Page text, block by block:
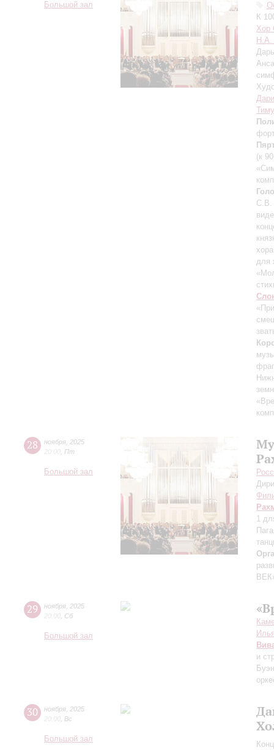
Большой зал
К
Хор
Н.А.
(к
С.В.
для
28 ноября 2025
20:00 Пт
Большой зал
1
29 ноября 2025
20:00 Сб
Большой зал
и
30 ноября 2025
20:00 Вс
Большой зал